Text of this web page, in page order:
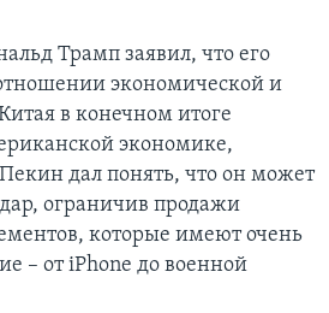
Трамп заявил, что его
экономической и
в конечном итоге
экономике,
дал понять, что он может
ограничив продажи
которые имеют очень
– от iPhone до военной